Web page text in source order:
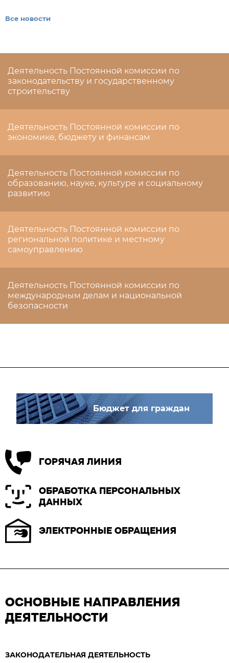
Все новости
Деятельность Постоянной комиссии по
законодательству и государственному
строительству
Деятельность Постоянной комиссии по
экономике, бюджету и финансам
Деятельность Постоянной комиссии по
образованию, науке, культуре и социальному
развитию
Деятельность Постоянной комиссии по
региональной политике и местному
самоуправлению
Деятельность Постоянной комиссии по
международным делам и национальной
безопасности
Бюджет для граждан
ГОРЯЧАЯ ЛИНИЯ
ОБРАБОТКА ПЕРСОНАЛЬНЫХ
ДАННЫХ
ЭЛЕКТРОННЫЕ ОБРАЩЕНИЯ
ОСНОВНЫЕ НАПРАВЛЕНИЯ
ДЕЯТЕЛЬНОСТИ
ЗАКОНОДАТЕЛЬНАЯ ДЕЯТЕЛЬНОСТЬ